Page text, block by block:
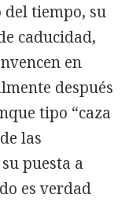
del tiempo, su
caducidad,
en
después
tipo “caza
las
puesta a
es verdad